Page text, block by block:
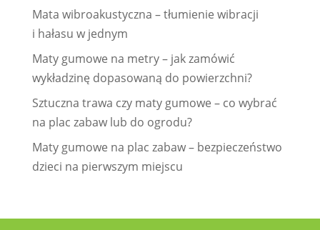
Mata wibroakustyczna – tłumienie wibracji
i hałasu w jednym
Maty gumowe na metry – jak zamówić
wykładzinę dopasowaną do powierzchni?
Sztuczna trawa czy maty gumowe – co wybrać
na plac zabaw lub do ogrodu?
Maty gumowe na plac zabaw – bezpieczeństwo
dzieci na pierwszym miejscu